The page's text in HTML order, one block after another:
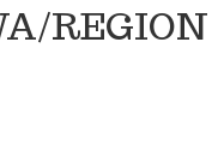
REGION